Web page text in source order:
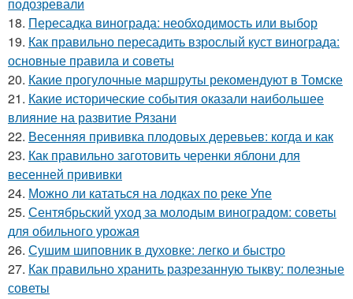
подозревали
18. Пересадка винограда: необходимость или выбор
19. Как правильно пересадить взрослый куст винограда:
основные правила и советы
20. Какие прогулочные маршруты рекомендуют в Томске
21. Какие исторические события оказали наибольшее
влияние на развитие Рязани
22. Весенняя прививка плодовых деревьев: когда и как
23. Как правильно заготовить черенки яблони для
весенней прививки
24. Можно ли кататься на лодках по реке Упе
25. Сентябрьский уход за молодым виноградом: советы
для обильного урожая
26. Сушим шиповник в духовке: легко и быстро
27. Как правильно хранить разрезанную тыкву: полезные
советы